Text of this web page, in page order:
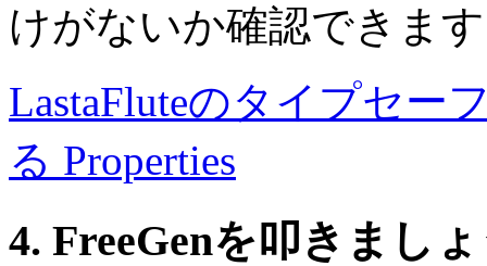
けがないか確認できま
LastaFluteのタイプセー
る Properties
4. FreeGenを叩きまし